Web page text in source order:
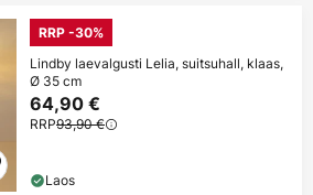
RRP -30%
Lindby laevalgusti Lelia, suitsuhall, klaas,
Ø 35 cm
64,90 €
RRP93,90 €
Laos